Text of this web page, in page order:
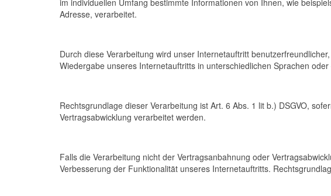
Adresse, verarbeitet.
Durch diese Verarbeitung wird unser Internetauftritt
Wiedergabe unseres Internetauftritts in unterschiedlichen Sprachen
Rechtsgrundlage dieser Verarbeitung ist Art. 6 Abs. 1 lit b.) DSGVO,
Vertragsabwicklung verarbeitet werden.
Falls die Verarbeitung nicht der Vertragsanbahnung oder
Verbesserung der Funktionalität unseres Internetauftritts.